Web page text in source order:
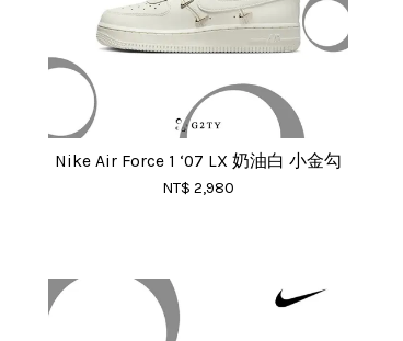
Nike Air Force 1 ‘07 LX 奶油白 小金勾
NT$ 2,980